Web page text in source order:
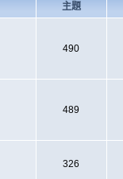
主題
490
489
326